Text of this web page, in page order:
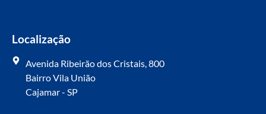
Localização
Avenida Ribeirão dos Cristais, 800
Bairro Vila União
Cajamar - SP